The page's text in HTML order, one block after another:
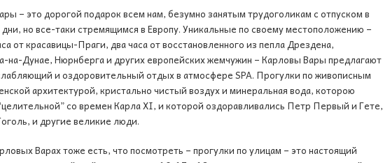
– это дорогой подарок всем нам, безумно занятым трудоголикам с отпуском в
но все-таки стремящимся в Европу. Уникальные по своему местоположению –
от красавицы-Праги, два часа от восстановленного из пепла Дрездена,
на-Дунае, Нюрнберга и других европейских жемчужин – Карловы Вары предлагают
и оздоровительный отдых в атмосфере SPA. Прогулки по живописным
архитектурой, кристально чистый воздух и минеральная вода, которою
со времен Карла XI, и которой оздоравливались Петр Первый и Гете,
и другие великие люди.
Варах тоже есть, что посмотреть – прогулки по улицам – это настоящий